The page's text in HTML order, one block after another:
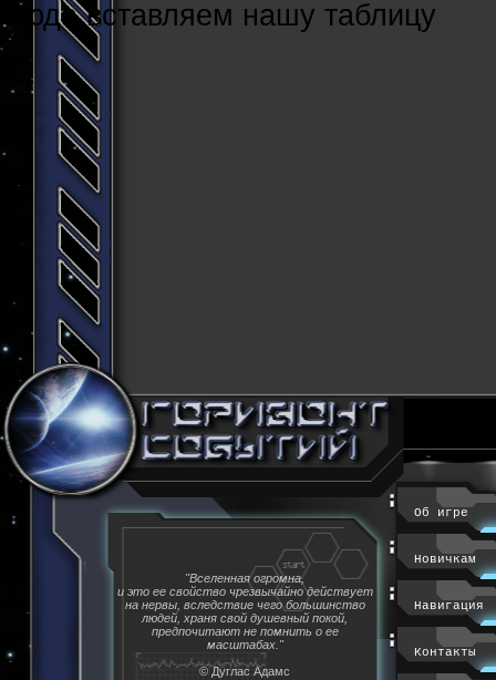
Cюда вставляем нашу таблицу
"Вселенная огромна,
и это ее свойство чрезвычайно действует
на нервы, вследствие чего большинство
людей, храня свой душевный покой,
предпочитают не помнить о ее
масштабах."
© Дуглас Адамс
Об игре
Новичкам
Навигация
Контакты